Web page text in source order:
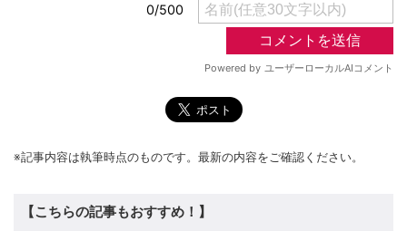
※記事内容は執筆時点のものです。最新の内容をご確認ください。
【こちらの記事もおすすめ！】